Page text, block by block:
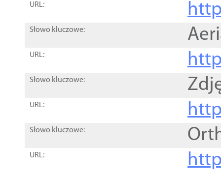
URL:
Słowo kluczowe:
URL:
Słowo kluczowe:
URL:
Słowo kluczowe:
URL: